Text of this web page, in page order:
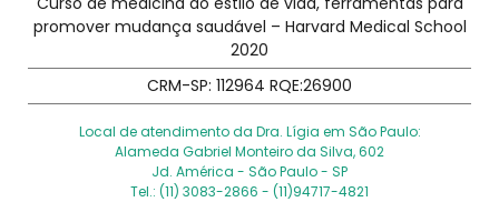
promover mudança saudável – Harvard Medical School
2020
CRM-SP: 112964 RQE:26900
Local de atendimento da Dra. Lígia em São Paulo:
Alameda Gabriel Monteiro da Silva, 602
Jd. América - São Paulo - SP
Tel.: (11) 3083-2866 - (11)94717-4821